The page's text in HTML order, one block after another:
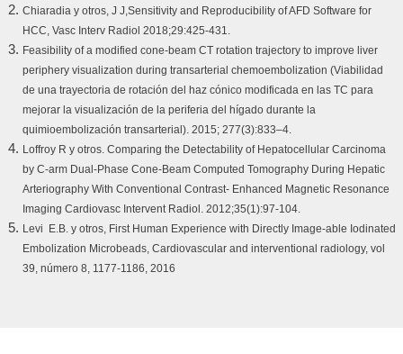
Chiaradia y otros, J J,Sensitivity and Reproducibility of AFD Software for
HCC, Vasc Interv Radiol 2018;29:425-431.
Feasibility of a modified cone-beam CT rotation trajectory to improve liver
periphery visualization during transarterial chemoembolization (Viabilidad
de una trayectoria de rotación del haz cónico modificada en las TC para
mejorar la visualización de la periferia del hígado durante la
quimioembolización transarterial). 2015; 277(3):833–4.
Loffroy R y otros. Comparing the Detectability of Hepatocellular Carcinoma
by C-arm Dual-Phase Cone-Beam Computed Tomography During Hepatic
Arteriography With Conventional Contrast- Enhanced Magnetic Resonance
Imaging Cardiovasc Intervent Radiol. 2012;35(1):97-104.
Levi E.B. y otros, First Human Experience with Directly Image-able Iodinated
Embolization Microbeads, Cardiovascular and interventional radiology, vol
39, número 8, 1177-1186, 2016